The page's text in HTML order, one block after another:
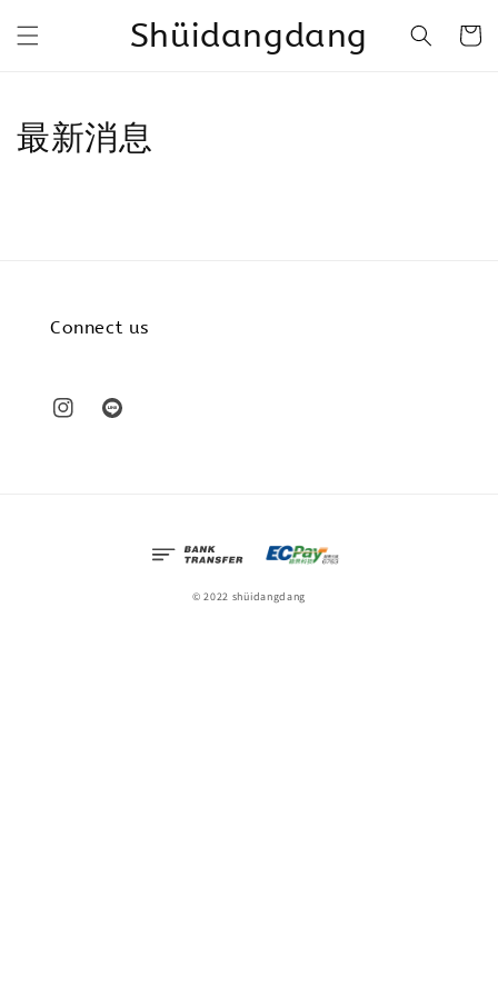
Shüidangdang
最新消息
Connect us
© 2022 shüidangdang